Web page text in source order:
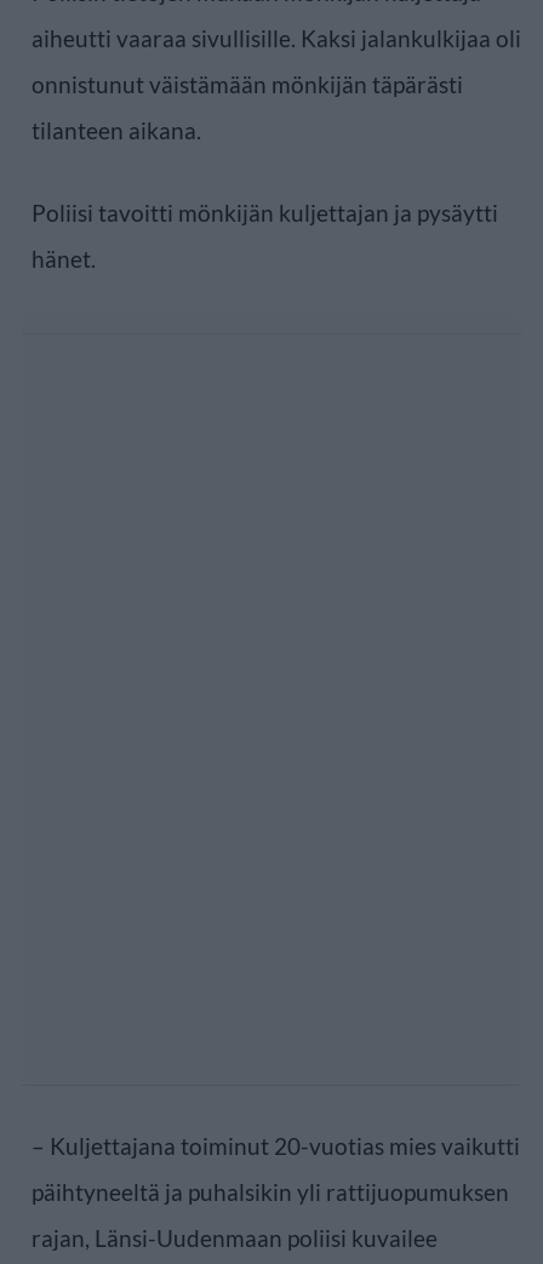
aiheutti vaaraa sivullisille. Kaksi jalankulkijaa oli
onnistunut väistämään mönkijän täpärästi
tilanteen aikana.
Poliisi tavoitti mönkijän kuljettajan ja pysäytti
hänet.
– Kuljettajana toiminut 20-vuotias mies vaikutti
päihtyneeltä ja puhalsikin yli rattijuopumuksen
rajan, Länsi-Uudenmaan poliisi kuvailee